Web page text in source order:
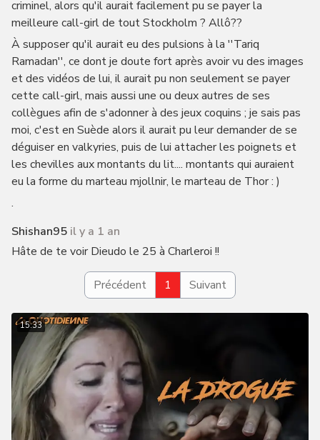
criminel, alors qu'il aurait facilement pu se payer la
meilleure call-girl de tout Stockholm ? Allô??
À supposer qu'il aurait eu des pulsions à la ''Tariq
Ramadan'', ce dont je doute fort après avoir vu des images
et des vidéos de lui, il aurait pu non seulement se payer
cette call-girl, mais aussi une ou deux autres de ses
collègues afin de s'adonner à des jeux coquins ; je sais pas
moi, c'est en Suède alors il aurait pu leur demander de se
déguiser en valkyries, puis de lui attacher les poignets et
les chevilles aux montants du lit.... montants qui auraient
eu la forme du marteau mjollnir, le marteau de Thor : )
.
Shishan95 il y a 1 an
Hâte de te voir Dieudo le 25 à Charleroi !!
Précédent 1 Suivant
15:33